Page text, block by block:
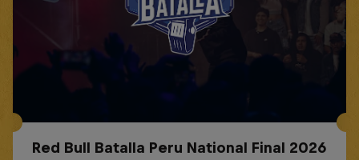
Red Bull Batalla Peru National Final 2026